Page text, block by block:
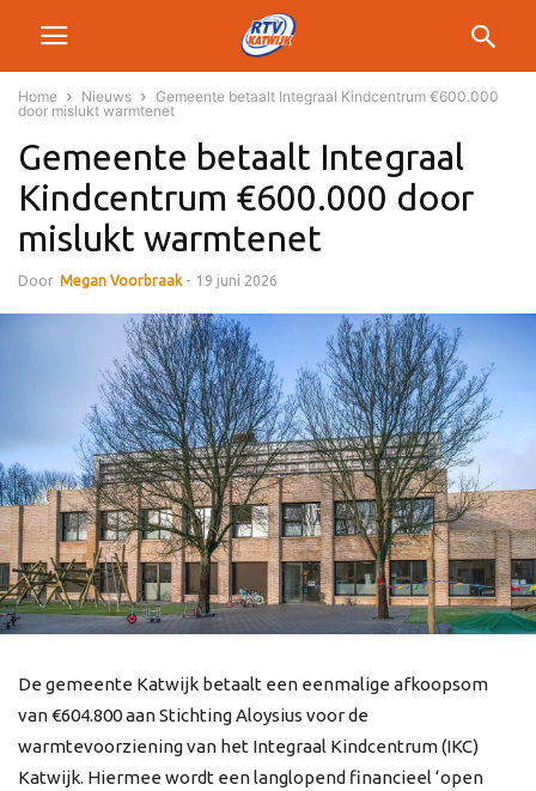
Home Nieuws
Gemeente betaalt Integraal Kindcentrum €600.000
door mislukt warmtenet
Gemeente betaalt Integraal
Kindcentrum €600.000 door
mislukt warmtenet
Door Megan Voorbraak - 19 juni 2026
De gemeente Katwijk betaalt een eenmalige afkoopsom
van €604.800 aan Stichting Aloysius voor de
warmtevoorziening van het Integraal Kindcentrum (IKC)
Katwijk. Hiermee wordt een langlopend financieel ‘open